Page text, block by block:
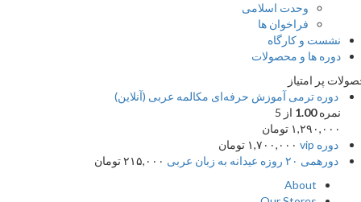
وحدت اسلامی
فراخوان ها
نشست و کارگاه
دوره ها و محصولات
پر امتیاز
دوره ترمی آموزش حرفه‌ای مکالمه عربی (آنلاین)
نمره1.00از 5
۱,۲۹۰,۰۰۰تومان
دوره vip
۱,۷۰۰,۰۰۰تومان
دورهمی ۲۰ روزه عیدانه به زبان عربی
۲۱۵,۰۰۰ تومان
About